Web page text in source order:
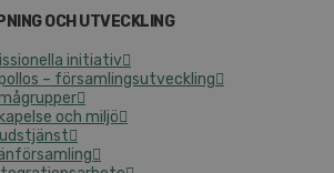
OCH UTVECKLING
initiativ
– församlingsutveckling
och miljö